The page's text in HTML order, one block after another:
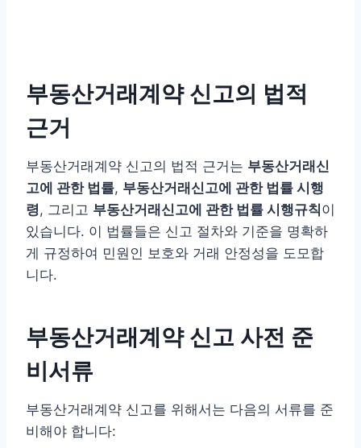
부동산거래계약 신고의 법적
근거
부동산거래계약 신고의 법적 근거는 부동산거래신
고에 관한 법률, 부동산거래신고에 관한 법률 시행
령 , 그리고 부동산거래신고에 관한 법률 시행규칙이
있습니다. 이 법률들은 신고 절차와 기준을 명확하
게 규정하여 민원인 보호와 거래 안정성을 도모합
니다.
부동산거래계약 신고 사전 준
비서류
부동산거래계약 신고를 위해서는 다음의 서류를 준
비해야 합니다: